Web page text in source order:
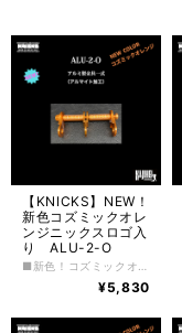
【KNICKS】NEW！
新色コズミックオレ
ンジニックスロゴ入
り ALU-2-O
¥5,830